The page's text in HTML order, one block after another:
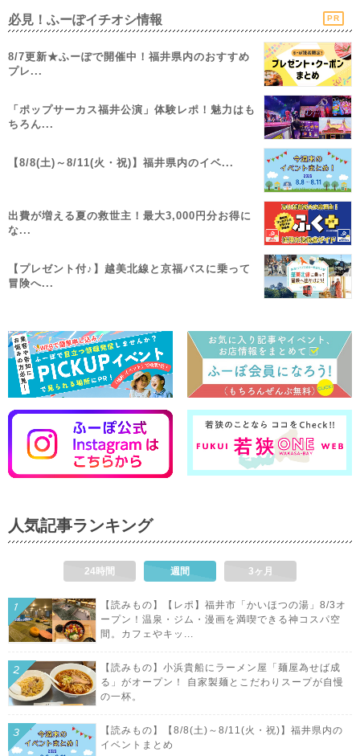
必見！ふーぽイチオシ情報 PR
8/7更新★ふーぽで開催中！福井県内のおすすめ
プレ...
「ポップサーカス福井公演」体験レポ！魅力はも
ちろん...
【8/8(土)～8/11(火・祝)】福井県内のイベ...
出費が増える夏の救世主！最大3,000円分お得に
な...
【プレゼント付♪】越美北線と京福バスに乗って
冒険へ...
人気記事ランキング
24時間 週間 3ヶ月
【読みもの】【レポ】福井市「かいほつの湯」8/3オ
ープン！温泉・ジム・漫画を満喫できる神コスパ空
間。カフェやキッ...
【読みもの】小浜貴船にラーメン屋「麺屋為せば成
る」がオープン！ 自家製麺とこだわりスープが自慢
の一杯。
【読みもの】【8/8(土)～8/11(火・祝)】福井県内の
イベントまとめ